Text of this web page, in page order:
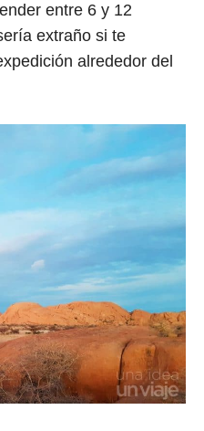
entre 6 y 12
extraño si te
alrededor del